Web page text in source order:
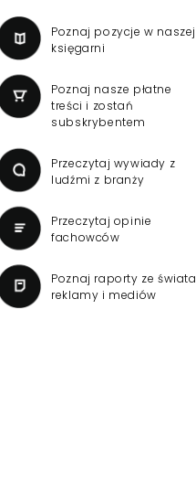
Poznaj pozycje w naszej
księgarni
Poznaj nasze płatne
treści i zostań
subskrybentem
Przeczytaj wywiady z
ludźmi z branży
Przeczytaj opinie
fachowców
Poznaj raporty ze świata
reklamy i mediów